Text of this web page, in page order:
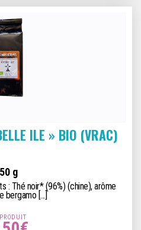
ILE » BIO (VRAC)
50 g
: Thé noir* (96%) (chine), arôme
bergamo [...]